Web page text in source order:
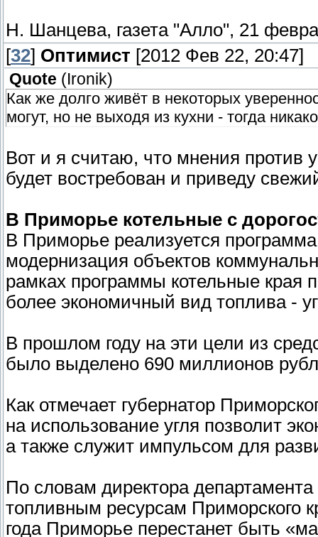
Н. Шанцева, газета "Алло", 21
[32] Оптимист [2012 Фев 22, 20:47]
Quote ( Ironik)
Как же долго живёт в некоторых
могут, но не выходя из кухни - тогда
Вот и я считаю, что мнения против
будет востребован и приведу
В Приморье котельные с
В Приморье реализуется
модернизация объектов
рамках программы котельные края
более экономичный вид топлива -
В прошлом году на эти цели из
было выделено 690 миллионов
Как отмечает губернатор
на использование угля позволит
а также служит импульсом для
По словам директора
топливным ресурсам Приморского
года Приморье перестанет быть